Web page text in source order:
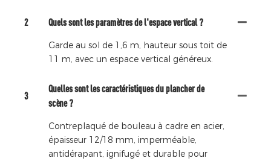
2 Quels sont les paramètres de l'espace vertical ?
Garde au sol de 1,6 m, hauteur sous toit de
11 m, avec un espace vertical généreux.
3
Quelles sont les caractéristiques du plancher de
scène ?
Contreplaqué de bouleau à cadre en acier,
épaisseur 12/18 mm, imperméable,
antidérapant, ignifugé et durable pour